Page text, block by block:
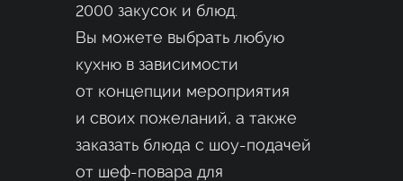
2000 закусок и блюд.
Вы можете выбрать любую
кухню в зависимости
от концепции мероприятия
и своих пожеланий, а также
заказать блюда с шоу-подачей
от шеф-повара для